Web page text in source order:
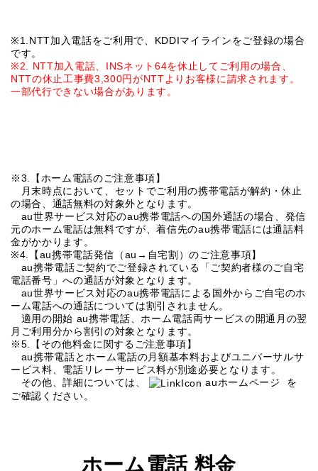
※1.NTT加入電話をご利用で、KDDIマイラインをご登録の場合
です。
※2.
NTT加入電話、INSネット64を休止してご利用の場合、
NTTの休止工事費3,300円がNTTよりお客様に請求されます。
一部代行できない場合があります。
※3.【ホーム電話のご注意事項】
月末時点において、セットでご利用の携帯電話が解約・休止
の場合、通話無料の対象外となります。
au世界サービス対応のau携帯電話への国外通話の場合、発信
元のホーム電話は無料ですが、着信先のau携帯電話には通話料
金がかかります。
※4.【au携帯電話発信（au→自宅割）のご注意事項】
au携帯電話ご契約でご登録されている「ご契約者様のご自宅
電話番号」への通話が対象となります。
au世界サービス対応のau携帯電話による国外からご自宅のホ
ーム電話への通話については割引されません。
適用の開始 au携帯電話、ホーム電話両サービスの開通月の翌
月ご利用分から割引の対象となります。
※5.【その他料金に関するご注意事項】
au携帯電話とホーム電話の月額基本料およびユニバーサルサ
ービス料、電話リレーサービス料が別途必要となります。
その他、詳細については、
auホームページ
を
ご確認ください。
ホーム電話 料金